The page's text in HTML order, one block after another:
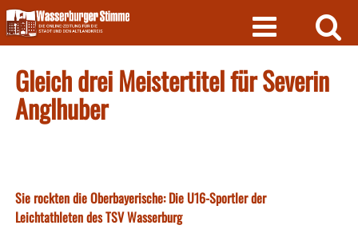
Skip
to
content
Gleich drei Meistertitel für Severin
Anglhuber
Sie rockten die Oberbayerische: Die U16-Sportler der
Leichtathleten des TSV Wasserburg